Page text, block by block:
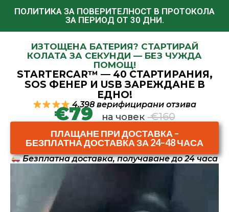
ПОЛИТИКА ЗА ПОВЕРИТЕЛНОСТ В ПРОТОКОЛА
ЗА ПЕРИОД ОТ 30 ДНИ.
ИЗТОЩЕНА БАТЕРИЯ? СТАРТИРАЙ
КОЛАТА ЗА СЕКУНДИ — БЕЗ ЧУЖДА
ПОМОЩ!
STARTERCAR™ — 40 СТАРТИРАНИЯ,
SOS ФЕНЕР И USB ЗАРЕЖДАНЕ В
ЕДНО!
4.398 верифицирани отзива
€79 на човек €160
ПЛАЩАНЕ ПРИ ДОСТАВКА –
БЕЗПЛАТНА ДОСТАВКА ЗА 24–48 ЧАСА
Безплатна доставка, получаване до 24 часа